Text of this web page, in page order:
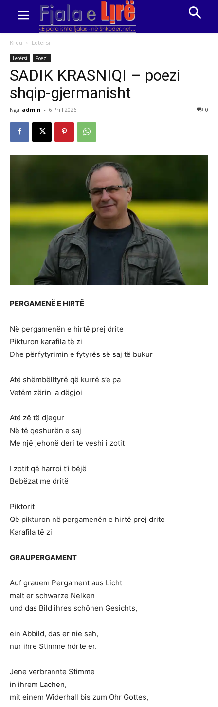
Kreu Letërsi
Letërsi Poezi
SADIK KRASNIQI – poezi
shqip-gjermanisht
Nga admin - 6 Prill 2026 0
PERGAMENË E HIRTË
Në pergamenën e hirtë prej drite
Pikturon karafila të zi
Dhe përfytyrimin e fytyrës së saj të bukur
Atë shëmbëlltyrë që kurrë s’e pa
Vetëm zërin ia dëgjoi
Atë zë të djegur
Në të qeshurën e saj
Me një jehonë deri te veshi i zotit
I zotit që harroi t’i bëjë
Bebëzat me dritë
Piktorit
Që pikturon në pergamenën e hirtë prej drite
Karafila të zi
GRAUPERGAMENT
Auf grauem Pergament aus Licht
malt er schwarze Nelken
und das Bild ihres schönen Gesichts,
ein Abbild, das er nie sah,
nur ihre Stimme hörte er.
Jene verbrannte Stimme
in ihrem Lachen,
mit einem Widerhall bis zum Ohr Gottes,